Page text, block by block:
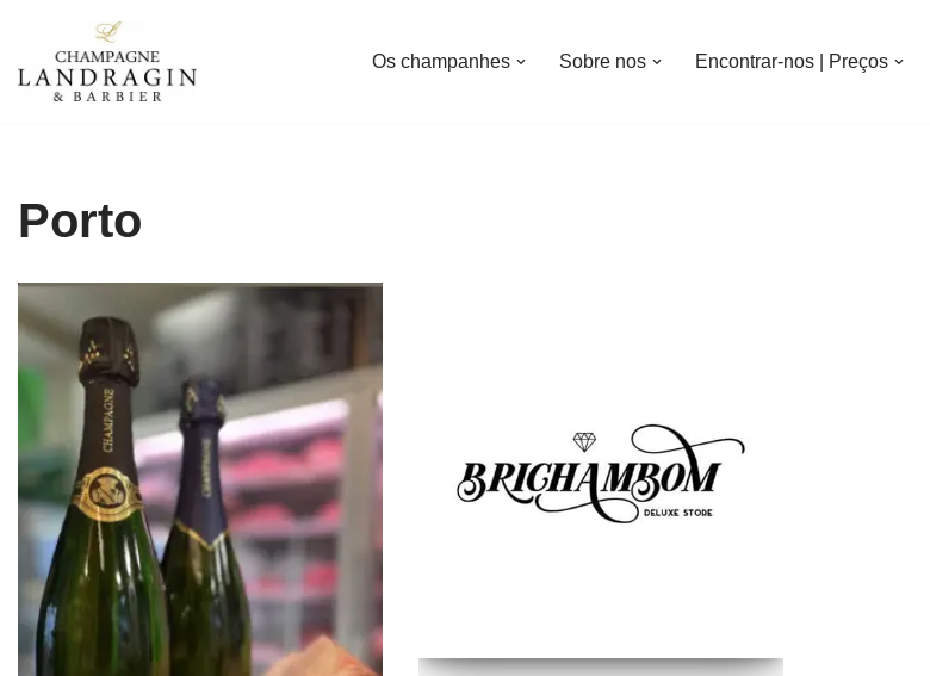
Avançar
para
Os champanhes Sobre nos Encontrar-nos | Preços
Porto